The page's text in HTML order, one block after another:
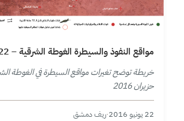
مواقع النفوذ والسيطرة الغوطة الشرقية – 22 حزيران 2016
حزيران 2016
22 يونيو 2016 ·ريف دمشق